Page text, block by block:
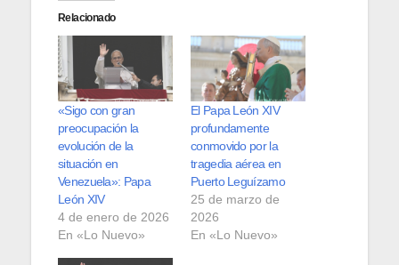
Relacionado
«Sigo con gran
preocupación la
evolución de la
situación en
Venezuela»: Papa
León XIV
4 de enero de 2026
En «Lo Nuevo»
El Papa León XIV
profundamente
conmovido por la
tragedia aérea en
Puerto Leguízamo
25 de marzo de
2026
En «Lo Nuevo»